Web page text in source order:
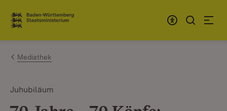
Zum Inhalt springen
Link zur Startseite
Mediathek
Juhubiläum